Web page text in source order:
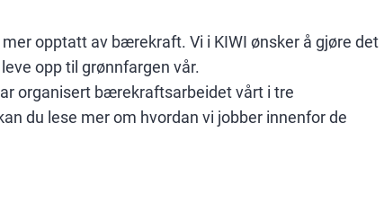
opptatt av bærekraft. Vi i KIWI ønsker å gjøre det
opp til grønnfargen vår.
organisert bærekraftsarbeidet vårt i tre
du lese mer om hvordan vi jobber innenfor de